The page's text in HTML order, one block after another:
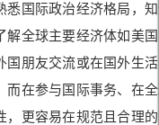
国际政治经济格局，
全球主要经济体如美
朋友交流或在国外生
在参与国际事务、在
更容易在规范且合理